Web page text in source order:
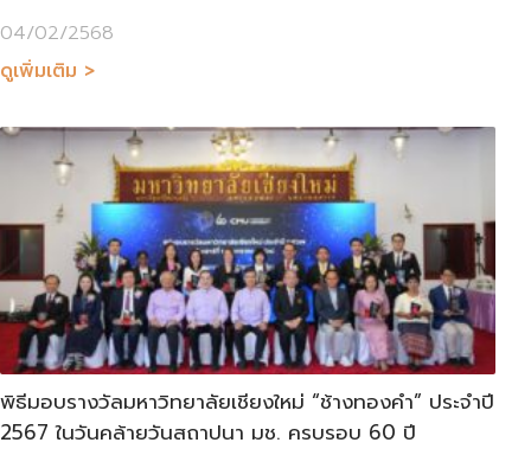
04/02/2568
ดูเพิ่มเติม >
พิธีมอบรางวัลมหาวิทยาลัยเชียงใหม่ “ช้างทองคำ” ประจำปี
2567 ในวันคล้ายวันสถาปนา มช. ครบรอบ 60 ปี